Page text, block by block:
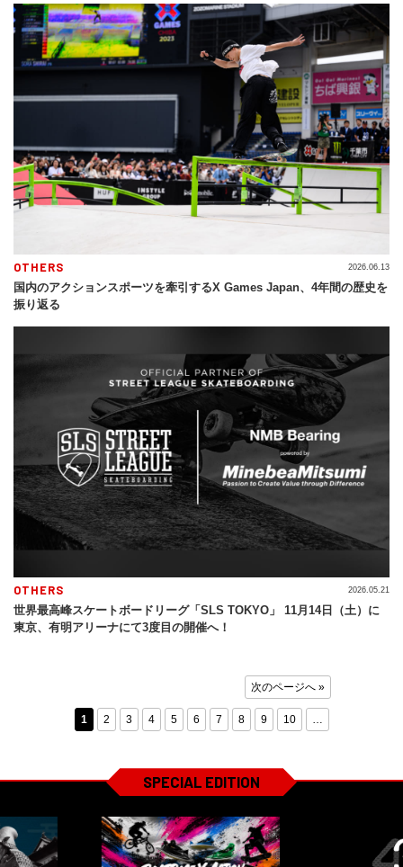
OTHERS
国内のアクションスポーツを牽引するX Games Japan、4年間の歴史を
振り返る
2026.06.13
OTHERS
世界最高峰スケートボードリーグ「SLS TOKYO」 11月14日（土）に
東京、有明アリーナにて3度目の開催へ！
2026.05.21
1 2 3 4 5 6 7 8 9 10
次のページへ »
SPECIAL EDITION